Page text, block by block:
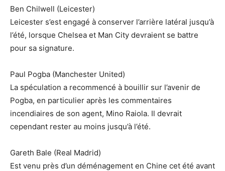
Ben Chilwell (Leicester)
Leicester s’est engagé à conserver l’arrière latéral jusqu’à
l’été, lorsque Chelsea et Man City devraient se battre
pour sa signature.
Paul Pogba (Manchester United)
La spéculation a recommencé à bouillir sur l’avenir de
Pogba, en particulier après les commentaires
incendiaires de son agent, Mino Raiola. Il devrait
cependant rester au moins jusqu’à l’été.
Gareth Bale (Real Madrid)
Est venu près d’un déménagement en Chine cet été avant